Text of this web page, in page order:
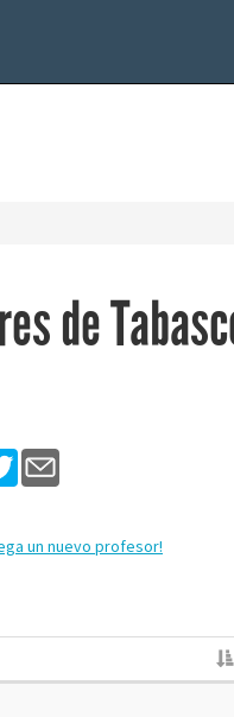
de
un nuevo profesor!